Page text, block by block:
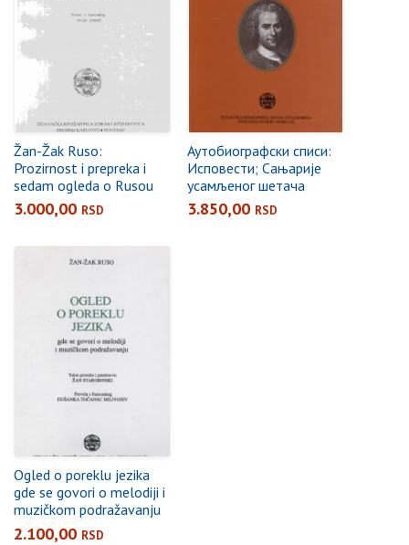
Žan-Žak Ruso:
Prozirnost i prepreka i
sedam ogleda o Rusou
3.000,00 RSD
Аутобиографски списи:
Исповести; Сањарије
усамљеног шетача
3.850,00 RSD
Ogled o poreklu jezika
gde se govori o melodiji i
muzičkom podražavanju
2.100,00 RSD